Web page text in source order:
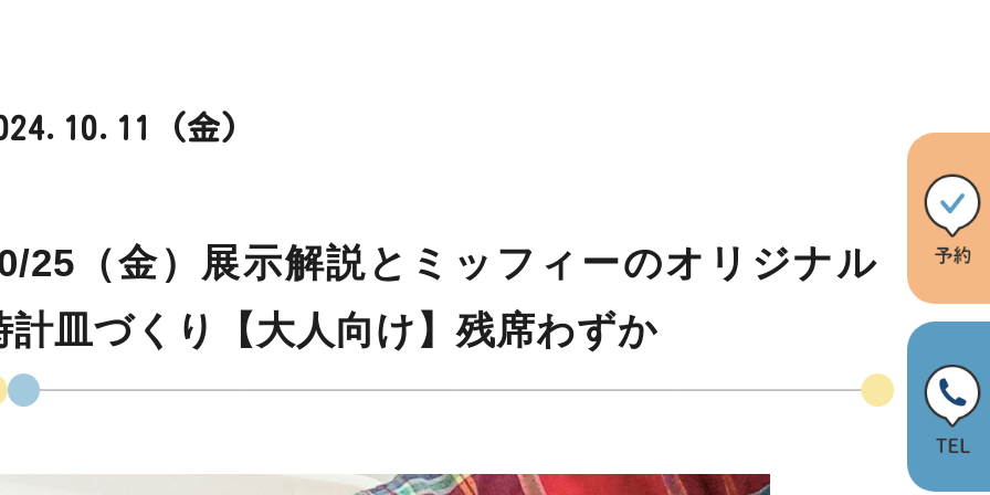
(金)
25（金）展示解説とミッフィーのオリジナル
計皿づくり【大人向け】残席わずか